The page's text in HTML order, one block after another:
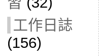
工作日誌
(156)